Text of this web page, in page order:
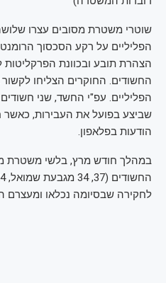
שוטרי משטרת מסובים עצרו
הפליליים על רקע הסכסוך
הצהרת תובע ובכוונת הפרקליטות
החשודים. החוקרים הצליחו
הפליליים. עפ"י החשד, שני
שביצע בפועל את העבירות, כאשר
הודעות בפלאפון.
במהלך חודש מרץ, בלשי משטרת
לחקירה שבסיומה נכלאו ומעצרם